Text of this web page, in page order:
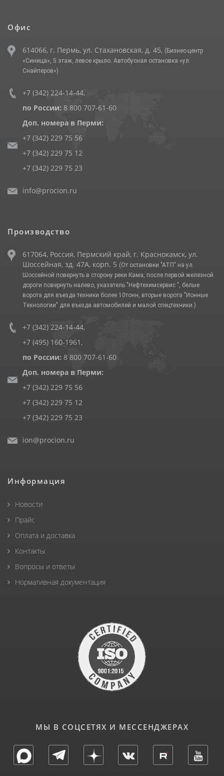
Офис
614066, г. Пермь, ул. Стахановская, д. 45, (Бизнес-центр
«Синица», 5 этаж, левое крыло. Автобусная остановка «ул.
Снайперов»)
+7 (342) 224-14-44,
по России: 8 800 707-61-60
Доп. номера в Перми:
+7 (342) 229 75 56
+7 (342) 229 75 12
+7 (342) 229 75 23
info@procion.ru
Производство
617064, Россия, Пермский край, г. Краснокамск, ул.
Шоссейная, зд. 47А, корп. 5 (От остановки "АТП" на ул.
Шоссейной повернуть в сторону реки Кама, после первой железной
дороги повернуть налево, указатель "Нефтехимсервис ", белые
ворота для въезда техники более 10тонн, вторые ворота "Ионные
Технологии" для въезда автомобилей и малой спецтехники.)
+7 (342) 224-14-44,
+7 (495) 160-1961 ,
по России: 8 800 707-61-60
Доп. номера в Перми:
+7 (342) 229 75 56
+7 (342) 229 75 12
+7 (342) 229 75 23
ion@procion.ru
Информация
Новости
Прайс
Оплата и доставка
Контакты
Вопросы и ответы
Нормативная документация
МЫ В СОЦСЕТЯХ И МЕССЕНДЖЕРАХ